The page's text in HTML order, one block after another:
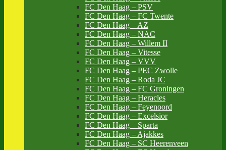
FC Den Haag – PSV
FC Den Haag – FC Twente
FC Den Haag – AZ
FC Den Haag – NAC
FC Den Haag – Willem II
FC Den Haag – Vitesse
FC Den Haag – VVV
FC Den Haag – PEC Zwolle
FC Den Haag – Roda JC
FC Den Haag – FC Groningen
FC Den Haag – Heracles
FC Den Haag – Feyenoord
FC Den Haag – Excelsior
FC Den Haag – Sparta
FC Den Haag – Ajakkes
FC Den Haag – SC Heerenveen